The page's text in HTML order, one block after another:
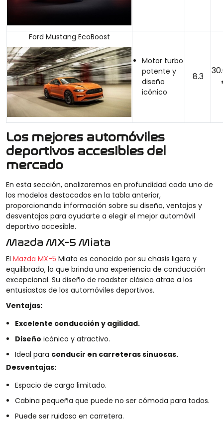
Ford Mustang EcoBoost
Motor turbo
potente y
diseño
icónico
8.3
Los mejores automóviles
deportivos accesibles del
mercado
En esta sección, analizaremos en profundidad cada uno de
los modelos destacados en la tabla anterior,
proporcionando información sobre su diseño, ventajas y
desventajas para ayudarte a elegir el mejor automóvil
deportivo accesible.
Mazda MX-5 Miata
El Mazda MX-5 Miata es conocido por su chasis ligero y
equilibrado, lo que brinda una experiencia de conducción
excepcional. Su diseño de roadster clásico atrae a los
entusiastas de los automóviles deportivos.
Ventajas:
Excelente conducción y agilidad.
Diseño icónico y atractivo.
Ideal para conducir en carreteras sinuosas.
Desventajas:
Espacio de carga limitado.
Cabina pequeña que puede no ser cómoda para todos.
Puede ser ruidoso en carretera.